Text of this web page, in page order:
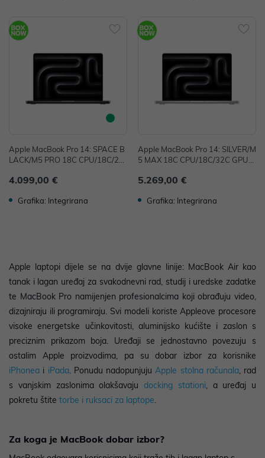
Apple MacBook Pro 14: SPACE B
LACK/M5 PRO 18C CPU/18C/20
4.099,00 €
Grafika: Integrirana
Apple MacBook Pro 14: SILVER/M
5 MAX 18C CPU/18C/32C GPU/3
5.269,00 €
Grafika: Integrirana
Apple laptopi dijele se na dvije glavne linije: MacBook Air kao
tanak i lagan uređaj za svakodnevni rad, studij i uredske zadatke
te MacBook Pro namijenjen profesionalcima koji obrađuju video,
dizajniraju ili programiraju. Svi modeli koriste Appleove procesore
visoke energetske učinkovitosti, aluminijsko kućište i zaslon s
preciznim prikazom boja. Uređaji se jednostavno povezuju s
ostalim Apple proizvodima, pa su dobar izbor za korisnike
iPhonea i iPada. Ponudu nadopunjujuApple stolna računala, rad
s vanjskim zaslonima olakšavaju docking stationi, a uređaj u
pokretu štite torbe i ruksaci za laptope.
Za koga je MacBook dobar izbor?